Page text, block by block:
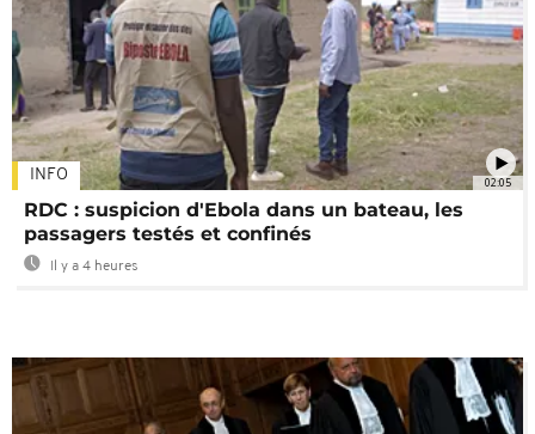
02:05
INFO
RDC : suspicion d'Ebola dans un bateau, les
passagers testés et confinés
Il y a 4 heures